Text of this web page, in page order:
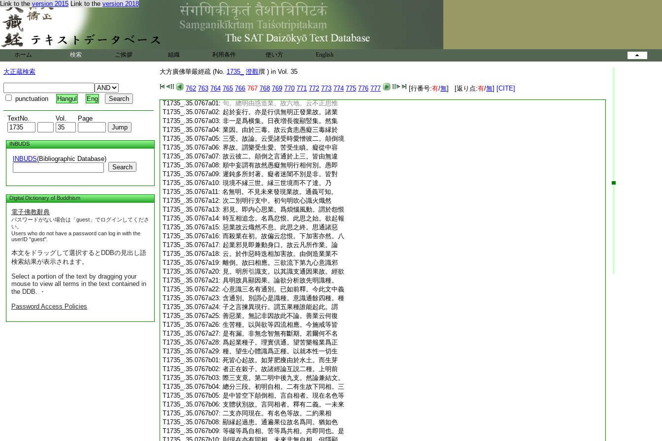
Link to the version 2015 Link to the version 2018
ホーム 検索 ご挨拶 組織 利用条件 使い方 English
大正蔵検索
punctuation Hangul Eng
TextNo. Vol. Page
INBUDS
INBUDS(Bibliographic Database)
Search
Digital Dictionary of Buddhism
電子佛教辭典
パスワードがない場合は「guest」でログインしてくださ
い。
Users who do not have a password can log in with the
userID "guest".
本文をドラッグして選択するとDDBの見出し語
検索結果が表示されます。
Select a portion of the text by dragging your
mouse to view all terms in the text contained in
the DDB. ・
Password Access Policies
大方廣佛華嚴經疏 (No. 1735_ 澄觀撰 ) in Vol. 35
762 763 764 765 766 767 768 769 770 771 772 773 774 775 776 777 [行番号:有/無] [返り点:有/無] [CITE]
T1735_.35.0766c19:爲網纒。如今愛支。四行諂誑下。二種邪見
T1735_.35.0766c20: 追求時過。如今之取支故。倶舍云。遍馳求
T1735_.35.0766c21:名取。由上内計有我外見我所。以我對
T1735_.35.0766c22:
所便生三過。一初句於可得處。起諂誑邪
見。諂誑屈曲虚而似實。故喩稠林不能自
T1735_.35.0766c24:出。二於不可得處。則生忌嫉。三於已得處
T1735_.35.0766c25:則生慳吝。上二即第五慳嫉邪見。經云。心
T1735_.35.0766c26:
與慳嫉相應不捨。由嫉他身故生卑賤
T1735_.35.0766c27:
中。形貎鄙陋。由慳財故資生不足。故云恒
T1735_.35.0766c28: 造諸趣受生因縁。次三明行中。初貪恚下集
T1735_.35.0767a01: 句。總明由惑造業。故六地。云不正思惟
T1735_.35.0767a02: 起於妄行。亦是行倶無明正發業故。諸業
T1735_.35.0767a03: 非一是爲横集。日夜増長復顯竪集。然集
T1735_.35.0767a04: 業因。由於三毒。故云貪恚愚癡三毒縁於
T1735_.35.0767a05: 三受。故論。云受諸受時愛憎彼二。顛倒境
T1735_.35.0767a06: 界故。謂樂受生愛。苦受生瞋。癡從中容
T1735_.35.0767a07: 故云彼二。顛倒之言通於上三。皆由無違
T1735_.35.0767a08: 順中妄謂有故然愚癡無明行相何別。愚即
T1735_.35.0767a09: 遲鈍多所封著。癡者迷闇不別是非。皆對
T1735_.35.0767a10: 現境不縁三世。縁三世境而不了達。乃
T1735_.35.0767a11: 名無明。不見未來發現業故。通義可知。
T1735_.35.0767a12: 次二別明行支中。初句明吹心識火熾然
T1735_.35.0767a13: 邪見。即内心思業。爲煩惱風動。謂於怨恨
T1735_.35.0767a14: 時互相追念。名爲忿恨。此思之始。欲起報
T1735_.35.0767a15: 惡業故云熾然不息。此思之終。思通諸惡
T1735_.35.0767a16: 而殺業在初。故偏云忿恨。下加害亦然。八
T1735_.35.0767a17: 起業邪見即兼動身口。故云凡所作業。論
T1735_.35.0767a18: 云。於作惡時迭相加害故。由倒造業業不
T1735_.35.0767a19: 離倒。故曰相應。三欲流下第九心意識邪
T1735_.35.0767a20: 見。明所引識支。以其識支通因果故。經欲
T1735_.35.0767a21: 具明故具顯因果。論欲分析故先明識種。
T1735_.35.0767a22: 心意識三名有通別。已如前釋。今此文中義
T1735_.35.0767a23: 含通別。別謂心是識種。意識通餘四種。種
T1735_.35.0767a24: 子之言揀異現行。謂五果種誰能起此。謂
T1735_.35.0767a25: 善惡業。無記非因故此不論。善業云何復
T1735_.35.0767a26: 生苦種。以與欲等四流相應。今施戒等皆
T1735_.35.0767a27: 是有漏。非無念智無有斷期。若爾何不名
T1735_.35.0767a28: 爲起業種子。理實倶通。望苦樂報業爲正
T1735_.35.0767a29: 種。望生心體識爲正種。以就本性一切生
T1735_.35.0767b01: 死皆心起故。如芽肥痩由於水土。而生芽
T1735_.35.0767b02: 者正在穀子。故諸經論互説二種。上明前
T1735_.35.0767b03: 際三支竟。第二明中後九支。然論兼結文。
T1735_.35.0767b04: 總分三段。初明自相。二有生故下同相。三
T1735_.35.0767b05: 是中皆空下顛倒相。言自相者。現在名色等
T1735_.35.0767b06: 支體状別故。言同相者。釋有二義。一未來
T1735_.35.0767b07: 二支亦同現在。有名色等故。二約果相
T1735_.35.0767b08: 顯縁起過患。通遍果位故名爲同。猶如色
T1735_.35.0767b09: 等礙等爲自相。苦等爲共相。共即同也。是